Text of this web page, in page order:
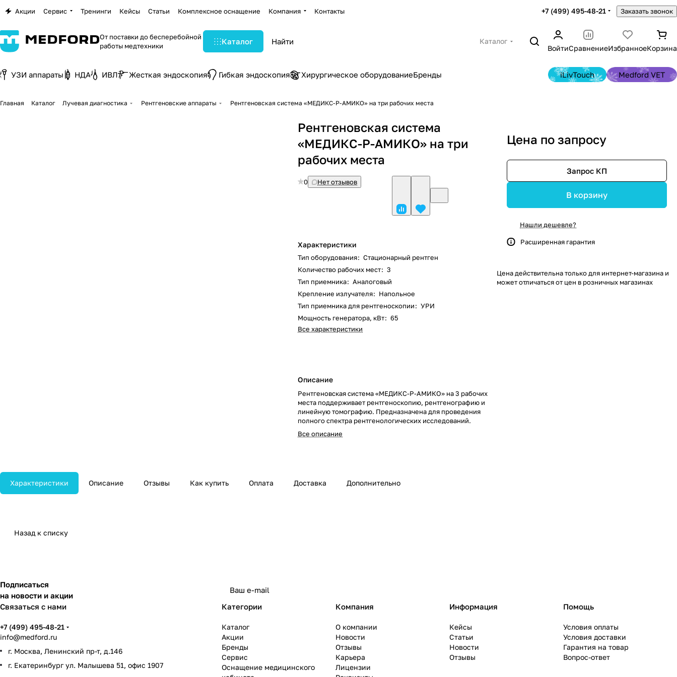
Акции Сервис Тренинги Кейсы Статьи Комплексное оснащение Компания Контакты +7 (499) 495-48-21 Заказать звонок
От поставки до бесперебойной
работы медтехники
Каталог
Каталог
ВойтиСравнениеИзбранноеКорзина
УЗИ аппараты НДА ИВЛ Жесткая эндоскопия Гибкая эндоскопия Хирургическое оборудованиеБренды iLivTouch Medford VET
Главная Каталог Лучевая диагностика Рентгеновские аппараты Рентгеновская система «МЕДИКС-Р-АМИКО» на три рабочих места
Рентгеновская система
«МЕДИКС-Р-АМИКО» на три
рабочих места
0 Нет отзывов
Характеристики
Тип оборудования: Стационарный рентген
Количество рабочих мест: 3
Тип приемника: Аналоговый
Крепление излучателя: Напольное
Тип приемника для рентгеноскопии: УРИ
Мощность генератора, кВт: 65
Все характеристики
Описание
Рентгеновская система «МЕДИКС-Р-АМИКО» на 3 рабочих
места поддерживает рентгеноскопию, рентгенографию и
линейную томографию. Предназначена для проведения
полного спектра рентгенологических исследований.
Все описание
Цена по запросу
Запрос КП
В корзину
Нашли дешевле?
Расширенная гарантия
Цена действительна только для интернет-магазина и
может отличаться от цен в розничных магазинах
Характеристики Описание Отзывы Как купить Оплата Доставка Дополнительно
Назад к списку
Подписаться
на новости и акции
Связаться с нами
+7 (499) 495-48-21
info@medford.ru
г. Москва, Ленинский пр-т, д.146
г. Екатеринбург ул. Малышева 51, офис 1907
Категории
Каталог
Акции
Бренды
Сервис
Оснащение медицинского
Компания
О компании
Новости
Отзывы
Карьера
Лицензии
Информация
Кейсы
Статьи
Новости
Отзывы
Помощь
Условия оплаты
Условия доставки
Гарантия на товар
Вопрос-ответ